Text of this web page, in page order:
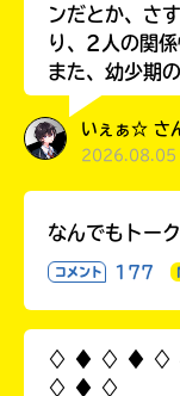
ンだとか、さ
り、2人の関係
また、幼少期
いぇぁ☆ さ
2026.08.05
なんでもト
コメント 177
♢ ♦︎ ♢ ♦︎ ♢ 𓐄
♢ ♦︎ ♢